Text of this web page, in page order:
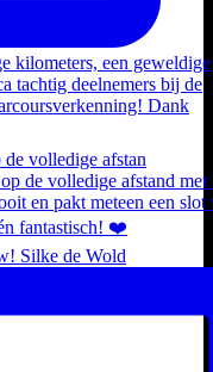
volledige afstan
Silke de Wold